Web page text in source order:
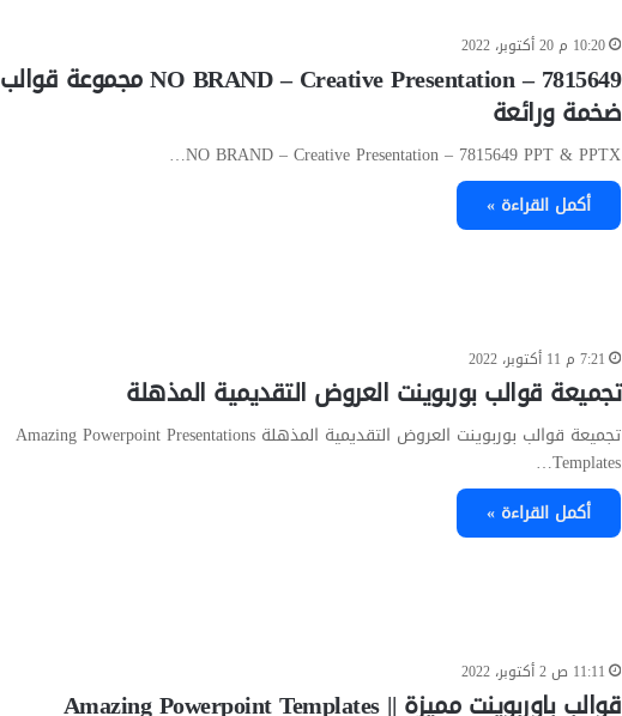
10:20 م 20 أكتوبر، 2022
NO BRAND – Creative Presentation – 7815649 مجموعة قوالب
ضخمة ورائعة
NO BRAND – Creative Presentation – 7815649 PPT & PPTX…
أكمل القراءة »
7:21 م 11 أكتوبر، 2022
تجميعة قوالب بوربوينت العروض التقديمية المذهلة
تجميعة قوالب بوربوينت العروض التقديمية المذهلة Amazing Powerpoint Presentations
Templates…
أكمل القراءة »
11:11 ص 2 أكتوبر، 2022
قوالب باوربوينت مميزة || Amazing Powerpoint Templates